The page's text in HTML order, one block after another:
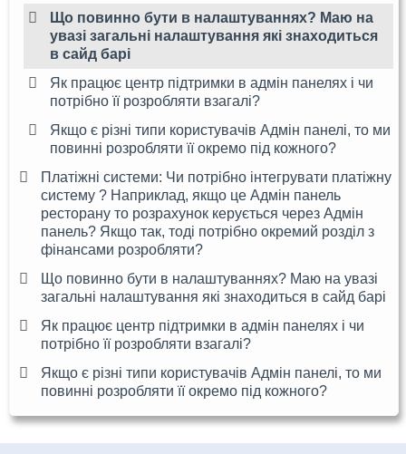
Що повинно бути в налаштуваннях? Маю на
увазі загальні налаштування які знаходиться
в сайд барі
Як працює центр підтримки в адмін панелях і чи
потрібно її розробляти взагалі?
Якщо є різні типи користувачів Адмін панелі, то ми
повинні розробляти її окремо під кожного?
Платіжні системи: Чи потрібно інтегрувати платіжну
систему ? Наприклад, якщо це Адмін панель
ресторану то розрахунок керується через Адмін
панель? Якщо так, тоді потрібно окремий розділ з
фінансами розробляти?
Що повинно бути в налаштуваннях? Маю на увазі
загальні налаштування які знаходиться в сайд барі
Як працює центр підтримки в адмін панелях і чи
потрібно її розробляти взагалі?
Якщо є різні типи користувачів Адмін панелі, то ми
повинні розробляти її окремо під кожного?